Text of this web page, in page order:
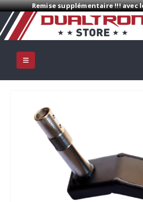
Remise supplémentaire !!! avec